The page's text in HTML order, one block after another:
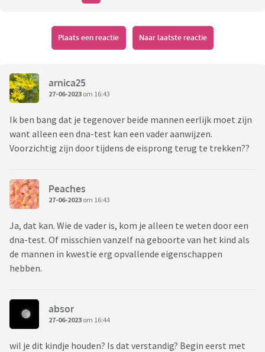
Plaats een reactie Naar laatste reactie
arnica25
27-06-2023 om 16:43
Ik ben bang dat je tegenover beide mannen eerlijk moet zijn
want alleen een dna-test kan een vader aanwijzen.
Voorzichtig zijn door tijdens de eisprong terug te trekken??
Peaches
27-06-2023 om 16:43
Ja, dat kan. Wie de vader is, kom je alleen te weten door een
dna-test. Of misschien vanzelf na geboorte van het kind als
de mannen in kwestie erg opvallende eigenschappen
hebben.
absor
27-06-2023 om 16:44
wil je dit kindje houden? Is dat verstandig? Begin eerst met